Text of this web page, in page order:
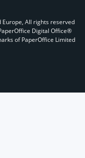
All rights reserved
Digital Office®
of PaperOffice Limited